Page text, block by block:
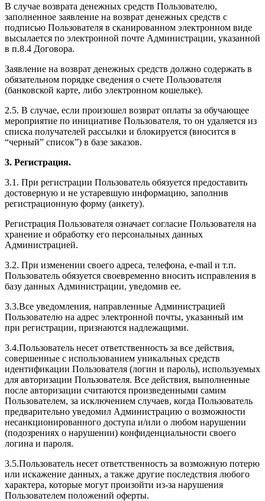
В случае возврата денежных средств Пользователю,
заполненное заявление на возврат денежных средств с
подписью Пользователя в сканированном электронном виде
высылается по электронной почте Администрации, указанной
в п.8.4 Договора.
Заявление на возврат денежных средств должно содержать в
обязательном порядке сведения о счете Пользователя
(банковской карте, либо электронном кошельке).
2.5. В случае, если произошел возврат оплаты за обучающее
мероприятие по инициативе Пользователя, то он удаляется из
списка получателей рассылки и блокируется (вносится в
“черный” список”) в базе заказов.
3. Регистрация.
3.1. При регистрации Пользователь обязуется предоставить
достоверную и не устаревшую информацию, заполнив
регистрационную форму (анкету).
Регистрация Пользователя означает согласие Пользователя на
хранение и обработку его персональных данных
Администрацией.
3.2. При изменении своего адреса, телефона, e-mail и т.п.
Пользователь обязуется своевременно вносить исправления в
базу данных Администрации, уведомив ее.
3.3.Все уведомления, направленные Администрацией
Пользователю на адрес электронной почты, указанный им
при регистрации, признаются надлежащими.
3.4.Пользователь несет ответственность за все действия,
совершенные с использованием уникальных средств
идентификации Пользователя (логин и пароль), используемых
для авторизации Пользователя. Все действия, выполненные
после авторизации считаются произведенными самим
Пользователем, за исключением случаев, когда Пользователь
предварительно уведомил Администрацию о возможности
несанкционированного доступа и/или о любом нарушении
(подозрениях о нарушении) конфиденциальности своего
логина и пароля.
3.5.Пользователь несет ответственность за возможную потерю
или искажение данных, а также другие последствия любого
характера, которые могут произойти из-за нарушения
Пользователем положений оферты.